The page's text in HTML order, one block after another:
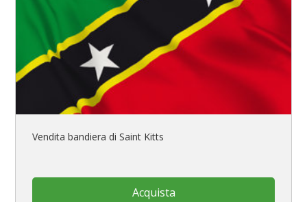
Vendita bandiera di Saint Kitts
Acquista